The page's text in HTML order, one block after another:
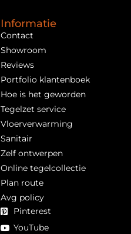
Informatie
Contact
Showroom
Reviews
Portfolio klantenboek
Hoe is het geworden
Tegelzet service
Vloerverwarming
Sanitair
Zelf ontwerpen
Online tegelcollectie
Plan route
Avg policy
Pinterest
YouTube